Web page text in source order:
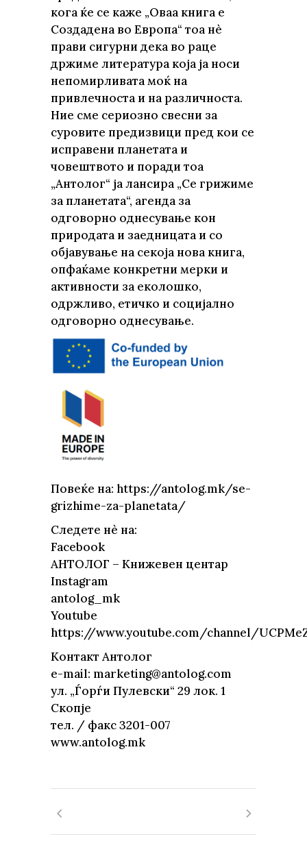
кога ќе се каже „Оваа книга е
Создадена во Европа“ тоа нè
прави сигурни дека во раце
држиме литература која ја носи
непомирливата моќ на
привлечноста и на различноста.
Ние сме сериозно свесни за
суровите предизвици пред кои се
исправени планетата и
човештвото и поради тоа
„Антолог“ ја лансира „Се грижиме
за планетата“, агенда за
одговорно однесување кон
природата и заедницата и со
објавување на секоја нова книга,
опфаќаме конкретни мерки и
активности за еколошко,
одржливо, етичко и социјално
одговорно однесување.
Повеќе на: https://antolog.mk/se-
grizhime-za-planetata/
Следете нè на:
Facebook
АНТОЛОГ – Книжевен центар
Instagram
antolog_mk
Youtube
https://www.youtube.com/channel/
Контакт Aнтолог
e-mail: marketing@antolog.com
ул. „Ѓорѓи Пулевски“ 29 лок. 1
Скопје
тел. / факс 3201-007
www.antolog.mk